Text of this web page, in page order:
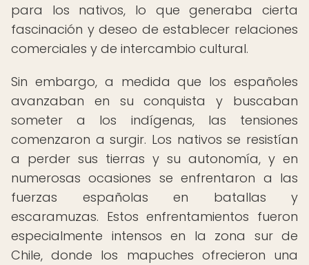
para los nativos, lo que generaba cierta
fascinación y deseo de establecer relaciones
comerciales y de intercambio cultural.
Sin embargo, a medida que los españoles
avanzaban en su conquista y buscaban
someter a los indígenas, las tensiones
comenzaron a surgir. Los nativos se resistían
a perder sus tierras y su autonomía, y en
numerosas ocasiones se enfrentaron a las
fuerzas españolas en batallas y
escaramuzas. Estos enfrentamientos fueron
especialmente intensos en la zona sur de
Chile, donde los mapuches ofrecieron una